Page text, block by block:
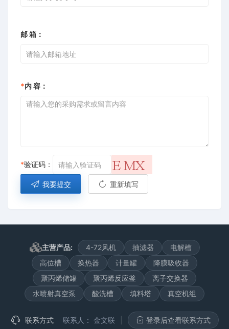
邮 箱：
*内 容：
*验证码：
我要提交 重新填写
主营产品: 4-72风机 抽滤器
电解槽
高位槽
换热器 计量罐
降膜吸收器
聚丙烯储罐
聚丙烯反应釜
离子交换器
水喷射真空泵
酸洗槽 填料塔 真空机组
联系方式 联系人： 金文联 登录后查看联系方式